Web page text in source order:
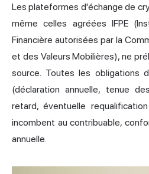
Les plateformes d'échange de
même celles agréées IFPE
Financière autorisées par la
et des Valeurs Mobilières), ne
source. Toutes les obligations
(déclaration annuelle, tenue
retard, éventuelle
incombent au contribuable,
annuelle.